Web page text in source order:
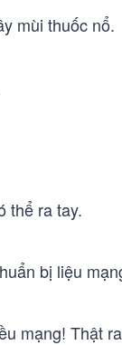
mùi thuốc nổ.
thể ra tay.
bị liệu
mạng! Thật